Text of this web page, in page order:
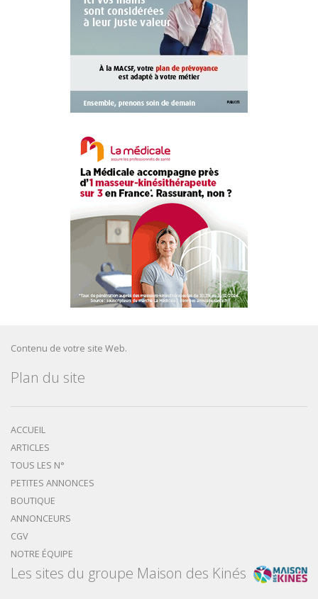
Contenu de votre site Web.
Plan du site
ACCUEIL
ARTICLES
TOUS LES N°
PETITES ANNONCES
BOUTIQUE
ANNONCEURS
CGV
NOTRE ÉQUIPE
Les sites du groupe Maison des Kinés